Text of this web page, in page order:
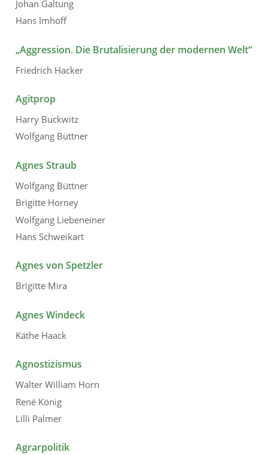
Johan Galtung
Hans Imhoff
„Aggression. Die Brutalisierung der modernen Welt“
Friedrich Hacker
Agitprop
Harry Buckwitz
Wolfgang Büttner
Agnes Straub
Wolfgang Büttner
Brigitte Horney
Wolfgang Liebeneiner
Hans Schweikart
Agnes von Spetzler
Brigitte Mira
Agnes Windeck
Käthe Haack
Agnostizismus
Walter William Horn
René König
Lilli Palmer
Agrarpolitik